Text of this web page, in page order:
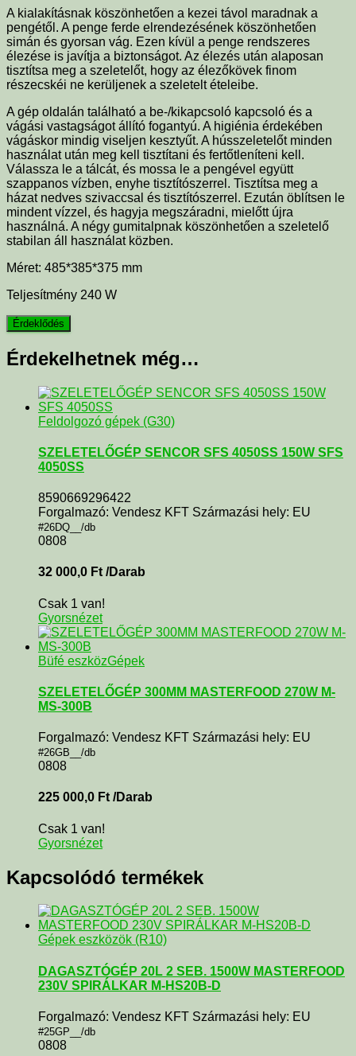
A kialakításnak köszönhetően a kezei távol maradnak a
pengétől. A penge ferde elrendezésének köszönhetően
simán és gyorsan vág. Ezen kívül a penge rendszeres
élezése is javítja a biztonságot. Az élezés után alaposan
tisztítsa meg a szeletelőt, hogy az élezőkövek finom
részecskéi ne kerüljenek a szeletelt ételeibe.
A gép oldalán található a be-/kikapcsoló kapcsoló és a
vágási vastagságot állító fogantyú. A higiénia érdekében
vágáskor mindig viseljen kesztyűt. A hússzeletelőt minden
használat után meg kell tisztítani és fertőtleníteni kell.
Válassza le a tálcát, és mossa le a pengével együtt
szappanos vízben, enyhe tisztítószerrel. Tisztítsa meg a
házat nedves szivaccsal és tisztítószerrel. Ezután öblítsen le
mindent vízzel, és hagyja megszáradni, mielőtt újra
használná. A négy gumitalpnak köszönhetően a szeletelő
stabilan áll használat közben.
Méret: 485*385*375 mm
Teljesítmény 240 W
Érdekelhetnek még…
Feldolgozó gépek (G30)
SZELETELŐGÉP SENCOR SFS 4050SS 150W SFS
4050SS
8590669296422
Forgalmazó: Vendesz KFT Származási hely: EU
#26DQ__/db
0808
32 000,0 Ft /Darab
Csak 1 van!
Gyorsnézet
Büfé eszközGépek
SZELETELŐGÉP 300MM MASTERFOOD 270W M-
MS-300B
Forgalmazó: Vendesz KFT Származási hely: EU
#26GB__/db
0808
225 000,0 Ft /Darab
Csak 1 van!
Gyorsnézet
Kapcsolódó termékek
Gépek eszközök (R10)
DAGASZTÓGÉP 20L 2 SEB. 1500W MASTERFOOD
230V SPIRÁLKAR M-HS20B-D
Forgalmazó: Vendesz KFT Származási hely: EU
#25GP__/db
0808